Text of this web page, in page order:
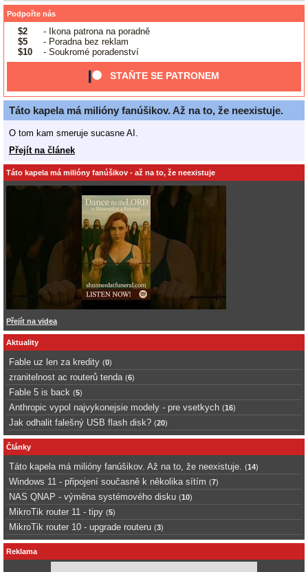
Podpořte nás
$2
- Ikona patrona na poradně
$5
- Poradna bez reklam
$10
- Soukromé poradenství
STAŇTE SE PATRONEM
Táto kapela má milióny fanúšikov. Až na to, že neexistuje.
O tom kam smeruje sucasne AI.
Přejít na článek
Táto kapela má milióny fanúšikov - až na to, že neexistuje
Přejít na videa
Aktuality
Fable uz len za kredity (0)
zranitelnost ac routerů tenda (6)
Fable 5 is back (5)
Anthropic vypol najvykonejsie modely - pre vsetkych (16)
Jak odhalit falešný USB flash disk? (20)
Články
Táto kapela má milióny fanúšikov. Až na to, že neexistuje. (14)
Windows 11 - připojení současně k několika sítím (7)
NAS QNAP - výměna systémového disku (10)
MikroTik router 11 - tipy (5)
MikroTik router 10 - upgrade routeru (3)
Reklama